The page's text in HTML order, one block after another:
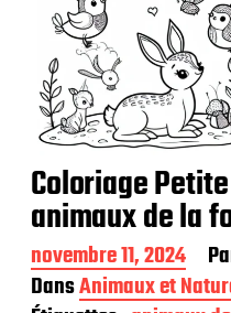
Coloriage
animaux de la
D
a
t
novembre 11, 2024
DansAnimaux et